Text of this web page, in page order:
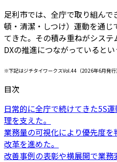
足利市では、全庁で取り組ん
頓・清潔・しつけ）運動を通
てきた。その積み重ねがシステ
DXの推進につながっているとい
※下記はジチタイワークスVol.44（2026年6月発行
目次
日常的に全庁で続けてきた5S
理を支えた。
業務量の可視化により優先度
改革を進めた。
改善事例の表彰や横展開で業務